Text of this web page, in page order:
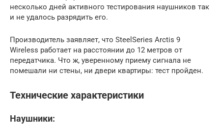
несколько дней активного тестирования наушников так
и не удалось разрядить его.
Производитель заявляет, что SteelSeries Arctis 9
Wireless работает на расстоянии до 12 метров от
передатчика. Что ж, уверенному приему сигнала не
помешали ни стены, ни двери квартиры: тест пройден.
Технические характеристики
Наушники: